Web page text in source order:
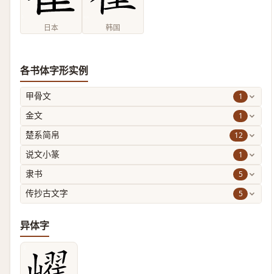
日本 韩国
各书体字形实例
甲骨文 1
金文 1
楚系简帛 12
说文小篆 1
隶书 5
传抄古文字 5
异体字